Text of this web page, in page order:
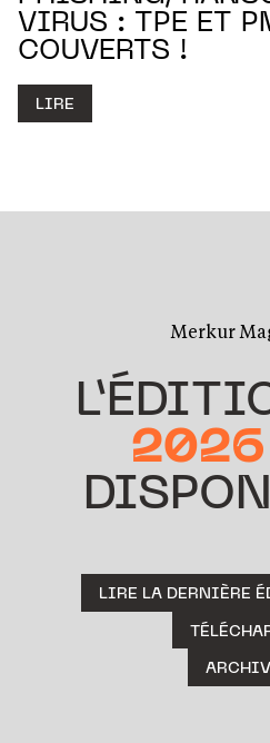
VIRUS : TPE ET
COUVERTS !
LIRE
Merkur
2026
LIRE LA DERNIÈRE